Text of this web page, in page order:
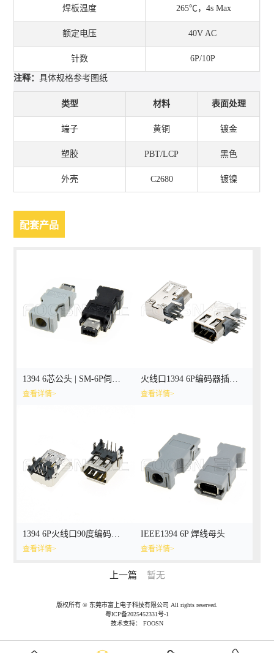
焊板温度 265℃，4s Max
额定电压 40V AC
针数 6P/10P
注释：具体规格参考图纸
类型 材料 表面处理
端子 黄铜 镀金
塑胶 PBT/LCP 黑色
外壳 C2680 镀镍
配套产品
查看详情> 查看详情>
查看详情>
IEEE1394 6P 焊线母头
查看详情>
上一篇 暂无
版权所有 © 东莞市富上电子科技有限公司 All rights reserved.
粤ICP备2025452331号-1
技术支持： FOOSN